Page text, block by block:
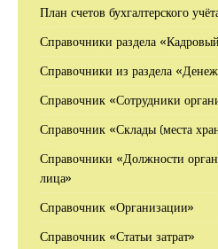
План счетов бухгалтерского
Справочники раздела
Справочники из раздела
Справочник «Сотрудники
Справочник «Склады (места
Справочники «Должности
лица»
Справочник «Организации»
Справочник «Статьи затрат»